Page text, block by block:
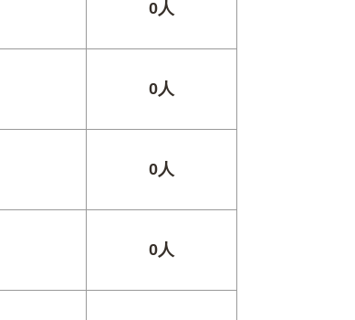
0人
0人
0人
0人